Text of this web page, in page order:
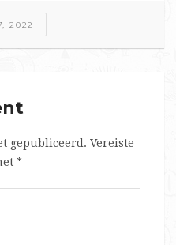
2022
gepubliceerd. Vereiste
*